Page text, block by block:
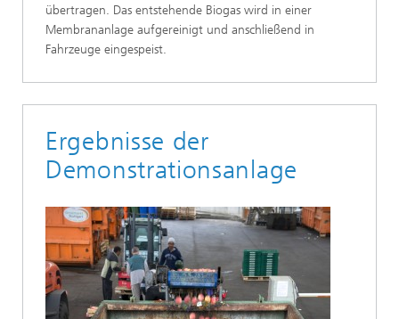
übertragen. Das entstehende Biogas wird in einer
Membrananlage aufgereinigt und anschließend in
Fahrzeuge eingespeist.
Ergebnisse der
Demonstrationsanlage